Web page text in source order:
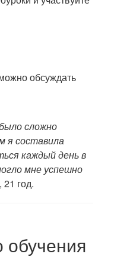
обсуждать
сложно
я составила
каждый день в
мне успешно
год.
обучения